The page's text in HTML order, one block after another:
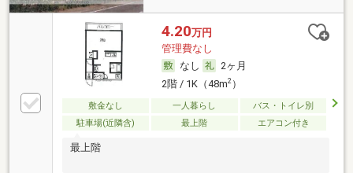
4.20万円
管理費なし
なし
2ヶ月
2階 / 1K（48m2）
敷金なし 一人暮らし
バス・トイレ別
駐車場(近隣含)
最上階 エアコン付き
最上階